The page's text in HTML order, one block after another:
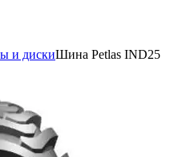
и дискиШина Petlas IND25